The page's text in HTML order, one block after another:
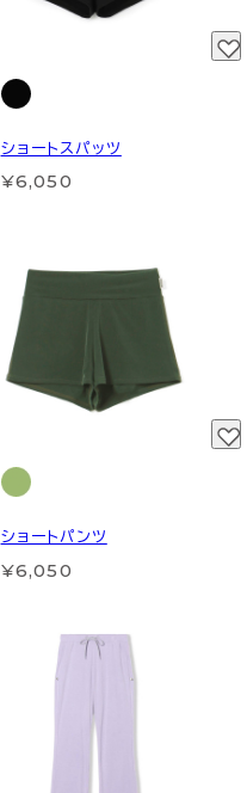
ショートスパッツ
¥6,050
ショートパンツ
¥6,050